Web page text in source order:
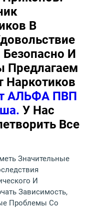
В
И
Предлагаем
Наркотиков
АЛЬФА ПВП
У Нас
Все
Значительные
И
Зависимость,
Проблемы Со